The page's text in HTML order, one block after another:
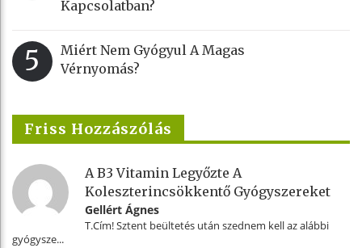
Kapcsolatban?
5
Miért Nem Gyógyul A Magas
Vérnyomás?
Friss Hozzászólás
A B3 Vitamin Legyőzte A
Koleszterincsökkentő Gyógyszereket
Gellért Ágnes
T.Cím! Sztent beültetés után szednem kell az alábbi
gyógysze...